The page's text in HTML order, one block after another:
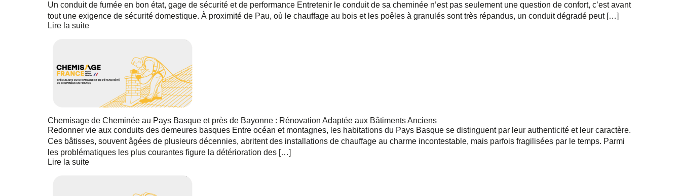
Matinée Après-midi
Quel jour souhaitez-vous être appelé ?
lundi mardi
Un conduit de fumée en bon état, gage de sécurité et de performance Entretenir le conduit de sa cheminée n’est pas seulement une question de confort, c’est avant
tout une exigence de sécurité domestique. À proximité de Pau, où le chauffage au bois et les poêles à granulés sont très répandus, un conduit dégradé peut […]
Lire la suite
Chemisage de Cheminée au Pays Basque et près de Bayonne : Rénovation Adaptée aux Bâtiments Anciens
Redonner vie aux conduits des demeures basques Entre océan et montagnes, les habitations du Pays Basque se distinguent par leur authenticité et leur caractère.
Ces bâtisses, souvent âgées de plusieurs décennies, abritent des installations de chauffage au charme incontestable, mais parfois fragilisées par le temps. Parmi
les problématiques les plus courantes figure la détérioration des […]
Lire la suite